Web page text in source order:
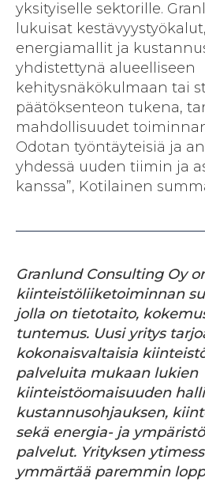
yksityiselle sektorille.
lukuisat
energiamallit ja
yhdistettynä alueelliseen
kehitysnäkökulmaan tai
päätöksenteon tukena,
mahdollisuudet
Odotan työntäyteisiä ja
yhdessä uuden tiimin ja
kanssa”, Kotilainen
Granlund Consulting Oy
kiinteistöliiketoiminnan
jolla on tietotaito,
tuntemus. Uusi yritys
kokonaisvaltaisia
palveluita mukaan lukien
kiinteistöomaisuuden
kustannusohjauksen,
sekä energia- ja
palvelut. Yrityksen
ymmärtää paremmin